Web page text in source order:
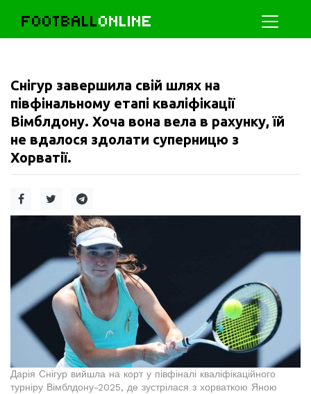
FOOTBALLONLINE
Снігур завершила свій шлях на
півфінальному етапі кваліфікації
Вімблдону. Хоча вона вела в рахунку, їй
не вдалося здолати суперницю з
Хорватії.
Дарія Снігур вийшла на корт у півфіналі кваліфікаційного
турніру Вімблдону-2025, де зустрілася з хорваткою Яною